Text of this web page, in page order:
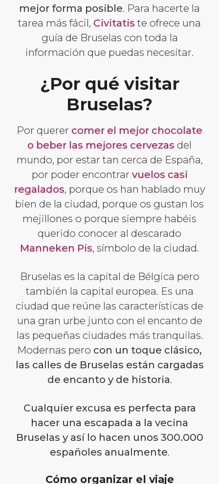
mejor forma posible. Para hacerte la
tarea más fácil, Civitatis te ofrece una
guía de Bruselas con toda la
información que puedas necesitar.
¿Por qué visitar
Bruselas?
Por querer comer el mejor chocolate
o beber las mejores cervezas del
mundo, por estar tan cerca de España,
por poder encontrar vuelos casi
regalados, porque os han hablado muy
bien de la ciudad, porque os gustan los
mejillones o porque siempre habéis
querido conocer al descarado
Manneken Pis, símbolo de la ciudad.
Bruselas es la capital de Bélgica pero
también la capital europea. Es una
ciudad que reúne las características de
una gran urbe junto con el encanto de
las pequeñas ciudades más tranquilas.
Modernas pero con un toque clásico,
las calles de Bruselas están cargadas
de encanto y de historia.
Cualquier excusa es perfecta para
hacer una escapada a la vecina
Bruselas y así lo hacen unos 300.000
españoles anualmente.
Cómo organizar el viaje